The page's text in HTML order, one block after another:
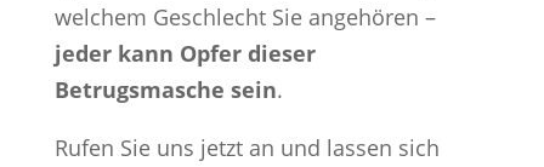
welchem Geschlecht Sie angehören –
jeder kann Opfer dieser
Betrugsmasche sein.
Rufen Sie uns jetzt an und lassen sich